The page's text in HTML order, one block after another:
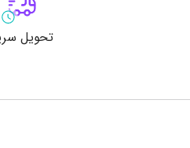
تحویل